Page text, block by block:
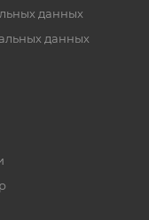
данных
данных